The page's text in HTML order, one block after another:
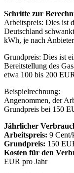
Schritte zur
Arbeitspreis: Dies ist
Deutschland
kWh, je nach
Grundpreis: Dies ist
Bereitstellung des
etwa 100 bis 200
Beispielrechnung:
Angenommen, der
Grundpreis bei 150
Jährlicher
Arbeitspreis: 9
Grundpreis: 150
Kosten für den
EUR pro Jahr